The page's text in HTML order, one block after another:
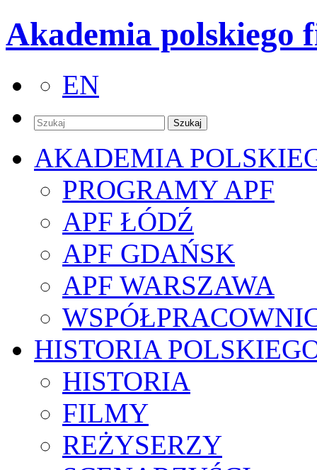
Akademia polskiego
EN
AKADEMIA
PROGRAMY APF
APF ŁÓDŹ
APF GDAŃSK
APF WARSZAWA
HISTORIA
HISTORIA
FILMY
REŻYSERZY